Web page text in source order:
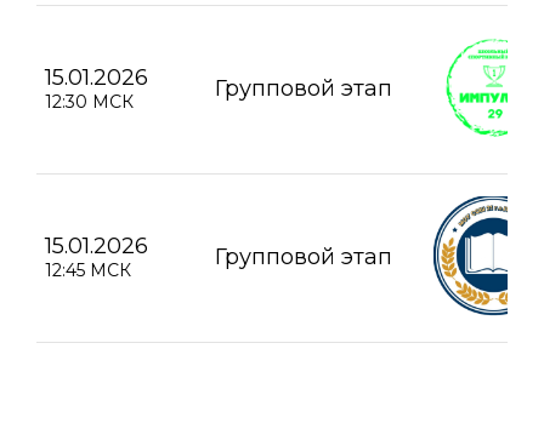
15.01.2026
12:30 МСК Групповой этап
15.01.2026
12:45 МСК Групповой этап